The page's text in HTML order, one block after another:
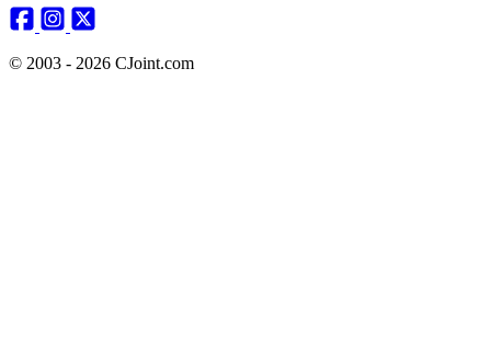
© 2003 - 2026 CJoint.com